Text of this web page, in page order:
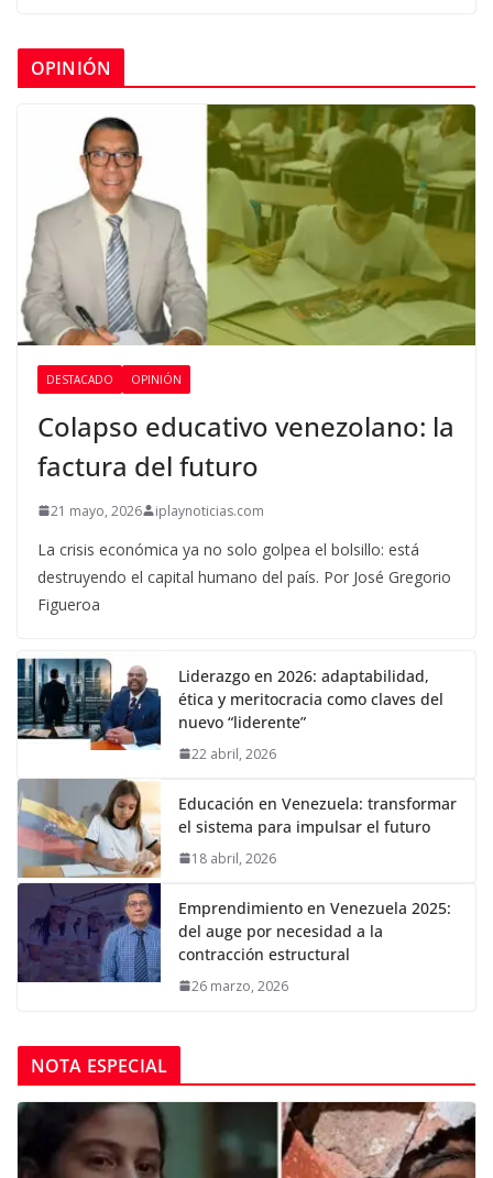
OPINIÓN
DESTACADO OPINIÓN
Colapso educativo venezolano: la
factura del futuro
21 mayo, 2026 iplaynoticias.com
La crisis económica ya no solo golpea el bolsillo: está
destruyendo el capital humano del país. Por José Gregorio
Figueroa
Liderazgo en 2026: adaptabilidad,
ética y meritocracia como claves del
nuevo “liderente”
22 abril, 2026
Educación en Venezuela: transformar
el sistema para impulsar el futuro
18 abril, 2026
Emprendimiento en Venezuela 2025:
del auge por necesidad a la
contracción estructural
26 marzo, 2026
NOTA ESPECIAL